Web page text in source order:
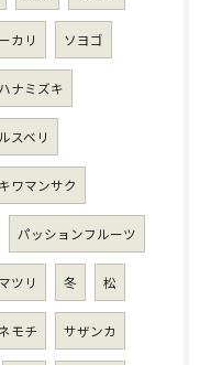
カリ ソヨゴ
ハナミズキ
スベリ
ワマンサク
パッションフルーツ
ツリ 冬 松
モチ サザンカ